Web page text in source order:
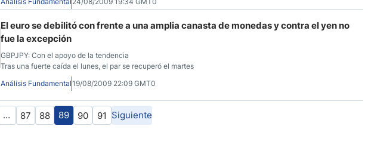
El euro se debilitó con frente a una amplia canasta de monedas y contra el yen no
fue la excepción
GBPJPY: Con el apoyo de la tendencia
Tras una fuerte caída el lunes, el par se recuperó el martes
Análisis Fundamental19/08/2009 22:09 GMT0
… 87 88 89 90 91 Siguiente